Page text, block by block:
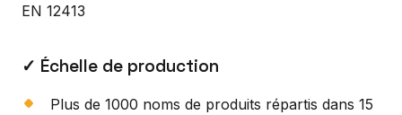
EN 12413
✓ Échelle de production
Plus de 1000 noms de produits répartis dans 15